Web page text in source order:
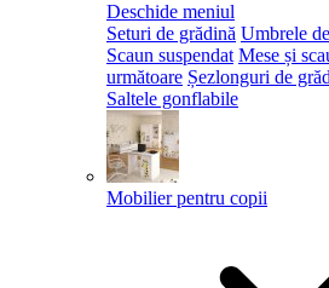
Deschide meniul
Seturi de grădină Umbrele
Scaun suspendat Mese și
următoare Șezlonguri de
Saltele gonflabile
Mobilier pentru copii